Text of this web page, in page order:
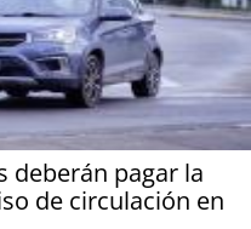
deberán pagar la
de circulación en